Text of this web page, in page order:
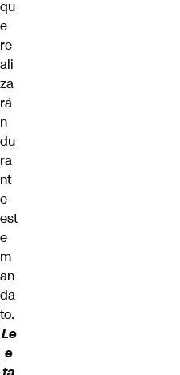
qu
e
re
ali
za
rá
n
du
ra
nt
e
est
e
m
an
da
to.
Le
e